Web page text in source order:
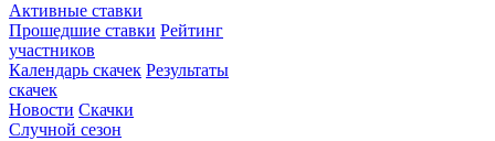
Активные ставки
Прошедшие ставки Рейтинг
участников
Календарь скачек Результаты
скачек
Новости Скачки
Случной сезон